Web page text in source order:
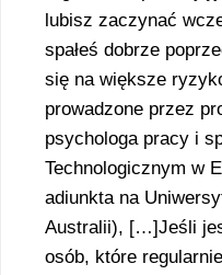
lubisz zaczynać
spałeś dobrze
się na większe
prowadzone przez
psychologa pracy i
Technologicznym w
adiunkta na
Australii), […]Jeśli
osób, które